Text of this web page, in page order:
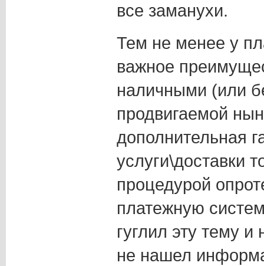
все заманухи.
Тем не менее у
важное
наличными (или
продвигаемой
дополнительная
услуги\доставки
процедурой
платежную
гуглил эту тему и
не нашел